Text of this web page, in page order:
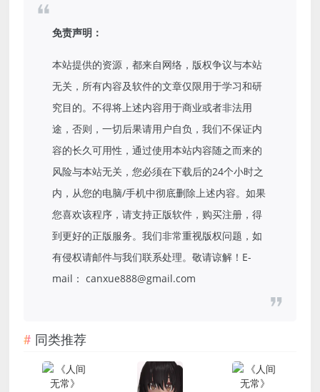
免责声明：
本站提供的资源，都来自网络，版权争议与本站
无关，所有内容及软件的文章仅限用于学习和研
究目的。不得将上述内容用于商业或者非法用
途，否则，一切后果请用户自负，我们不保证内
容的长久可用性，通过使用本站内容随之而来的
风险与本站无关，您必须在下载后的24个小时之
内，从您的电脑/手机中彻底删除上述内容。如果
您喜欢该程序，请支持正版软件，购买注册，得
到更好的正版服务。我们非常重视版权问题，如
有侵权请邮件与我们联系处理。敬请谅解！E-
mail： canxue888@gmail.com
同类推荐